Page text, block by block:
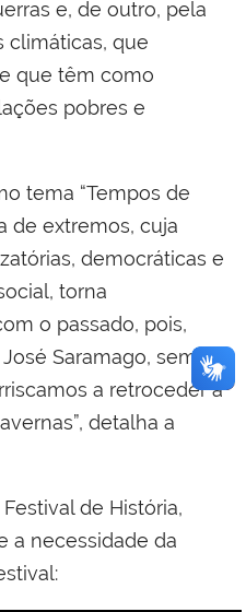
e, de outro, pela
climáticas, que
que têm como
pobres e
tema “Tempos de
de extremos, cuja
democráticas e
torna
o passado, pois,
Saramago, sem
a retroceder à
detalha a
de História,
a necessidade da